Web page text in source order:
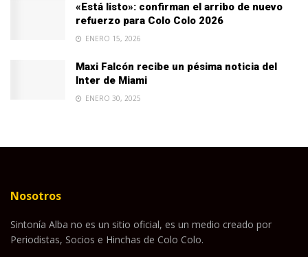
«Está listo»: confirman el arribo de nuevo
refuerzo para Colo Colo 2026
ENERO 15, 2026
Maxi Falcón recibe un pésima noticia del
Inter de Miami
ENERO 30, 2025
Nosotros
Sintonía Alba no es un sitio oficial, es un medio creado por
Periodistas, Socios e Hinchas de Colo Colo.